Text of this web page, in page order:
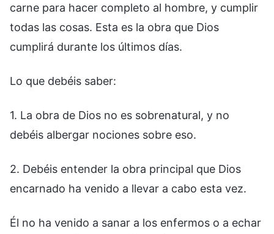
carne para hacer completo al hombre, y cumplir
todas las cosas. Esta es la obra que Dios
cumplirá durante los últimos días.
Lo que debéis saber:
1. La obra de Dios no es sobrenatural, y no
debéis albergar nociones sobre eso.
2. Debéis entender la obra principal que Dios
encarnado ha venido a llevar a cabo esta vez.
Él no ha venido a sanar a los enfermos o a echar